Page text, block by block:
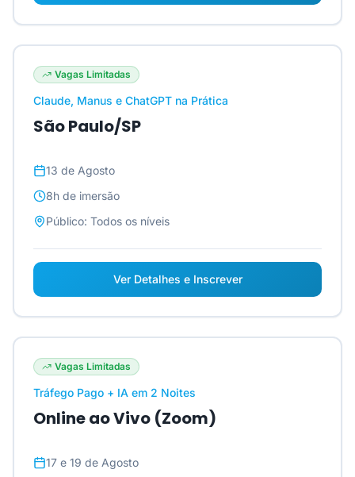
Vagas Limitadas
Claude, Manus e ChatGPT na Prática
São Paulo/SP
13 de Agosto
8h de imersão
Público: Todos os níveis
Ver Detalhes e Inscrever
Vagas Limitadas
Tráfego Pago + IA em 2 Noites
Online ao Vivo (Zoom)
17 e 19 de Agosto